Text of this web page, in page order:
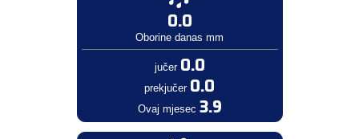
0.0
Oborine danas mm
jučer 0.0
prekjučer 0.0
Ovaj mjesec 3.9